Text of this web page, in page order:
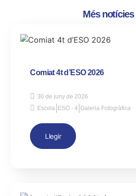
Més notícies
Comiat 4t d’ESO 2026
30 de juny de 2026
Escola ESO - 4 |Galeria Fotogràfica
Llegir